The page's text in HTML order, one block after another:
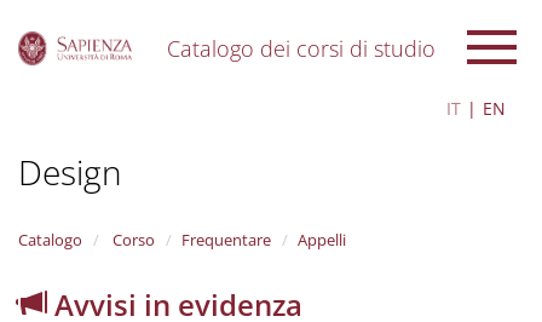
Catalogo dei corsi di studio
IT EN
Design
Catalogo Corso Frequentare Appelli
Avvisi in evidenza